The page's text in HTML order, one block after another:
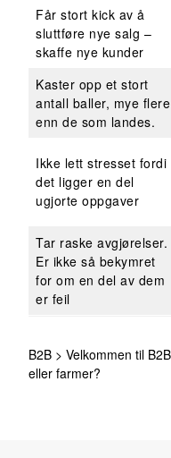
Får stort kick av å
sluttføre nye salg –
skaffe nye kunder
Kaster opp et stort
antall baller, mye flere
enn de som landes.
Ikke lett stresset fordi
det ligger en del
ugjorte oppgaver
Tar raske avgjørelser.
Er ikke så bekymret
for om en del av dem
er feil
B2B > Velkommen til
eller farmer?